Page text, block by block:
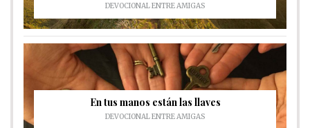
DEVOCIONAL ENTRE AMIGAS
En tus manos están las llaves
DEVOCIONAL ENTRE AMIGAS